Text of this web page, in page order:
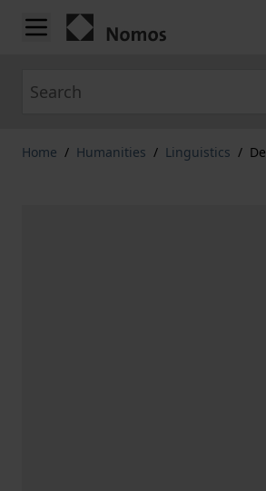
Skip to Content
Home / Humanities / Linguistics /